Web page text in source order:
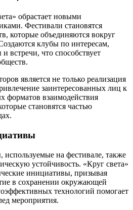
обрастает новыми
Фестивали становятся
которые объединяются вокруг
клубы по интересам,
встречи, что способствует
является не только реализация
заинтересованных лиц к
форматов взаимодействия
становятся частью
на фестивале, также
устойчивость. «Круг света»
инициативы, призывая
в сохранении окружающей
технологий помогает
мероприятия.